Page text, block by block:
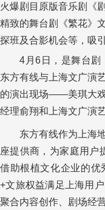
火爆剧目原版音乐剧《
精致的舞台剧《繁花》
探班及合影机会等，吸
4月6日，是舞台剧
东方有线与上海文广演
的演出现场——美琪大
经理俞翔和上海文广演艺
东方有线作为上海
座提供商，为家庭用户
借助根植文化企业的优
+文旅权益满足上海用
聚合内容创作、剧场经